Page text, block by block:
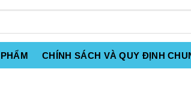
CHÍNH SÁCH VÀ QUY ĐỊNH